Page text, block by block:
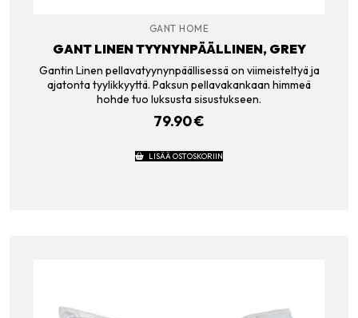
GANT HOME
GANT LINEN TYYNYNPÄÄLLINEN, GREY
Gantin Linen pellavatyynynpäällisessä on viimeisteltyä ja
ajatonta tyylikkyyttä. Paksun pellavakankaan himmeä
hohde tuo luksusta sisustukseen.
79.90€
LISÄÄ OSTOSKORIIN